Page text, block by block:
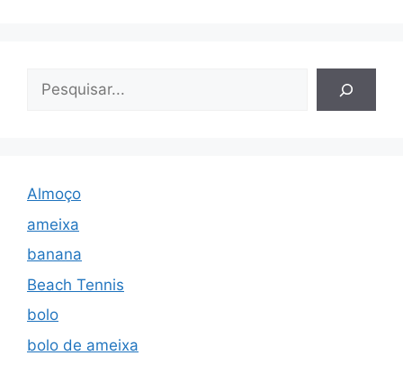
Pesquisar
Almoço
ameixa
banana
Beach Tennis
bolo
bolo de ameixa